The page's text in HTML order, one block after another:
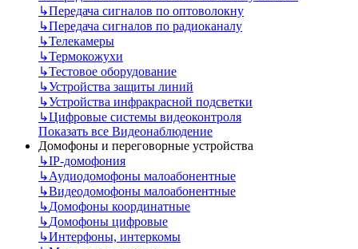
↳Передача сигналов по оптоволокну
↳Передача сигналов по радиоканалу
↳Телекамеры
↳Термокожухи
↳Тестовое оборудование
↳Устройства защиты линий
↳Устройства инфракрасной подсветки
↳Цифровые системы видеоконтроля
Показать все Видеонаблюдение
Домофоны и переговорные устройства
↳IP-домофония
↳Аудиодомофоны малоабонентные
↳Видеодомофоны малоабонентные
↳Домофоны координатные
↳Домофоны цифровые
↳Интерфоны, интеркомы